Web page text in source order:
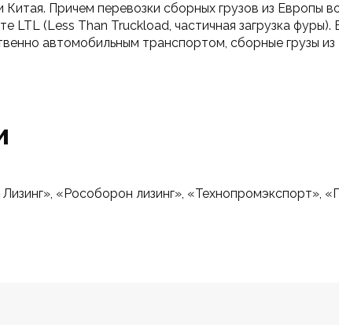
Китая. Причем перевозки сборных грузов из Европы
LTL (Less Than Truckload, частичная загрузка
автомобильным транспортом, сборные грузы
«Рособорон лизинг», «Технопромэкспорт»,